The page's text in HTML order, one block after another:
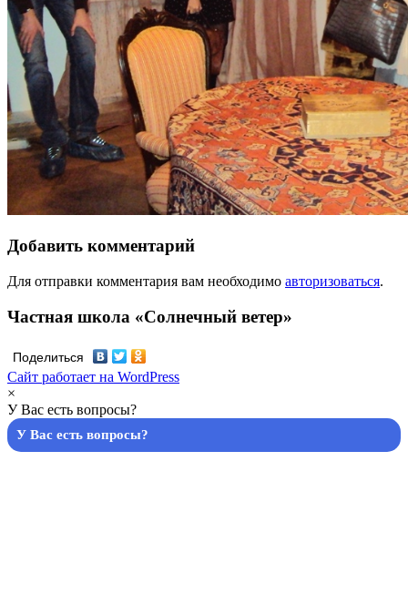
Добавить комментарий
Для отправки комментария вам необходимо авторизоваться.
Частная школа «Солнечный ветер»
Поделиться
Сайт работает на WordPress
×
У Вас есть вопросы?
У Вас есть вопросы?